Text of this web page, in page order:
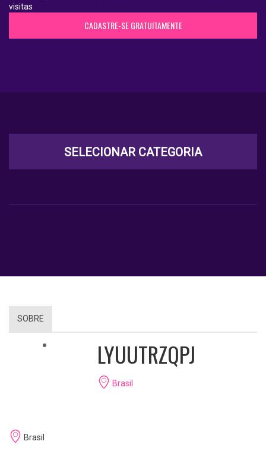
visitas
CADASTRE-SE GRATUITAMENTE
SELECIONAR CATEGORIA
SOBRE
LYUUTRZQPJ
Brasil
Brasil